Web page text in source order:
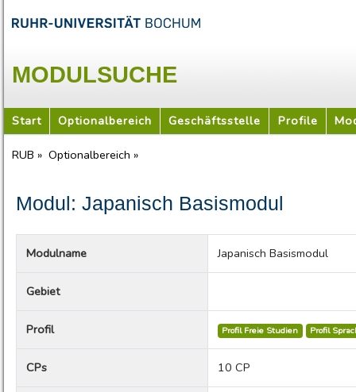
MODULSUCHE
Start Optionalbereich Geschäftsstelle Profile
RUB » Optionalbereich »
Modul: Japanisch Basismodul
Modulname Japanisch Basismodul
Gebiet
Profil Profil Freie Studien Profil
CPs 10 CP